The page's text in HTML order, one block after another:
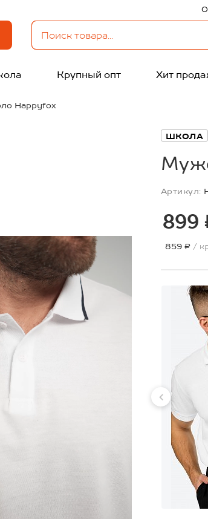
О
Крупный опт Хит
Happyfox
ШКОЛА
Артикул:
899
859 ₽ /